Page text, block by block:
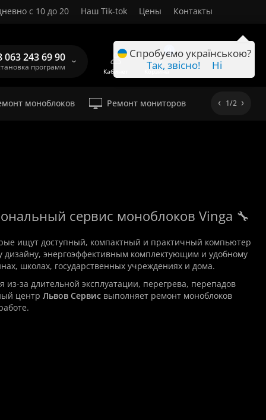
с 10 до 20 Наш Tik-tok Цены
Контакты
063 243 69 90
программ Кабинет Корзина
моноблоков Ремонт мониторов 1/2
сервис моноблоков Vinga 🔧
ищут доступный, компактный и практичный компьютер
дизайну, энергоэффективным комплектующим и удобному
школах, государственных учреждениях и дома.
за длительной эксплуатации, перегрева, перепадов
центр Львов Сервисвыполняет ремонт моноблоков
Спробуємо українською?
Так, звісно!
Ні